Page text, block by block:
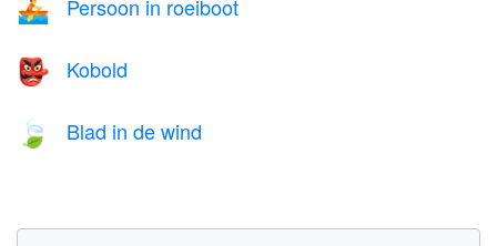
🚣 Persoon in roeiboot
👺 Kobold
🍃 Blad in de wind